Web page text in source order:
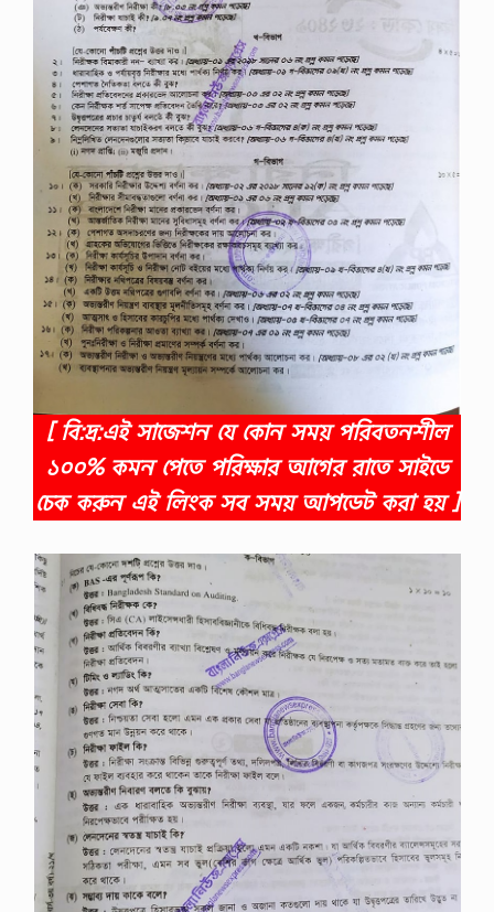
[ বি:দ্র:এই সাজেশন যে কোন সময় পরিবতনশীল
১০০% কমন পেতে পরিক্ষার আগের রাতে সাইডে
চেক করুন এই লিংক সব সময় আপডেট করা হয় ]